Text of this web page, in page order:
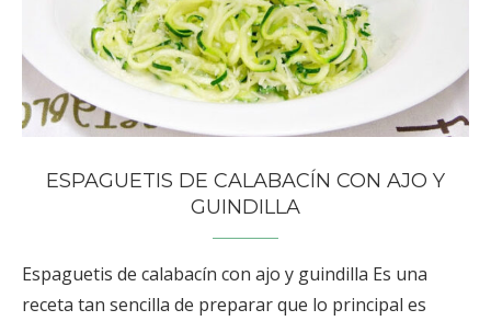
ESPAGUETIS DE CALABACÍN CON AJO Y
GUINDILLA
Espaguetis de calabacín con ajo y guindilla Es una
receta tan sencilla de preparar que lo principal es